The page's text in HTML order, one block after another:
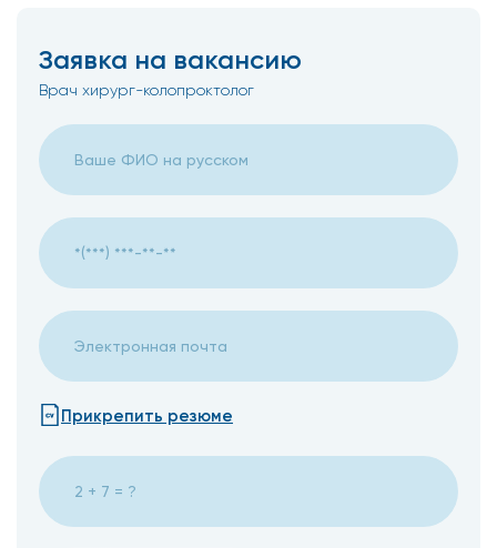
Заявка на вакансию
Врач хирург-колопроктолог
Прикрепить резюме